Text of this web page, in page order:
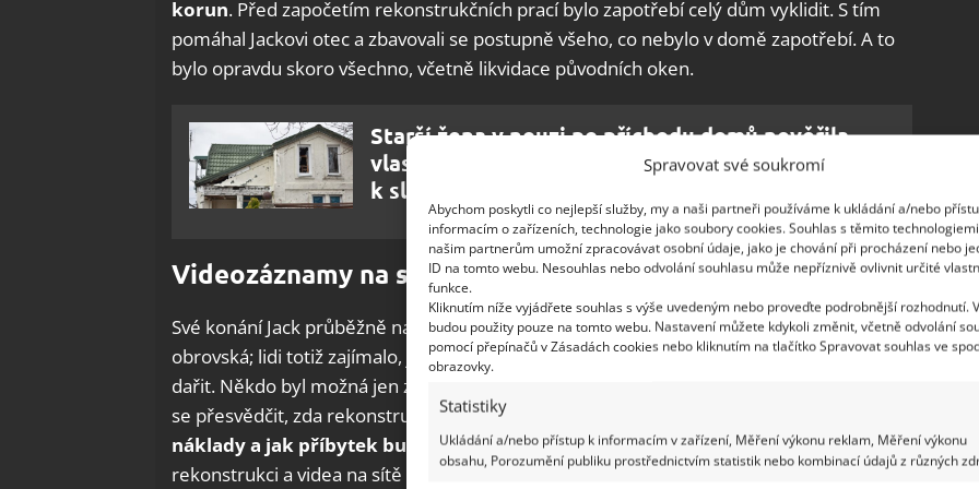
Spravovat své soukromí
Abychom poskytli co nejlepší služby, my a naši partneři používáme k ukládání a/nebo
informacím o zařízeních, technologie jako soubory cookies. Souhlas s těmito
našim partnerům umožní zpracovávat osobní údaje, jako je chování při procházení nebo
ID na tomto webu. Nesouhlas nebo odvolání souhlasu může nepříznivě ovlivnit určité
funkce.
Kliknutím níže vyjádřete souhlas s výše uvedeným nebo proveďte podrobnější rozhodnutí.
budou použity pouze na tomto webu. Nastavení můžete kdykoli změnit, včetně odvolání
pomocí přepínačů v Zásadách cookies nebo kliknutím na tlačítko Spravovat souhlas ve
obrazovky.
Statistiky
Ukládání a/nebo přístup k informacím v zařízení, Měření výkonu reklam, Měření výkonu
obsahu, Porozumění publiku prostřednictvím statistik nebo kombinací údajů z různých
korun. Před započetím rekonstrukčních prací bylo zapotřebí celý dům vyklidit. S tím
pomáhal Jackovi otec a zbavovali se postupně všeho, co nebylo v domě zapotřebí. A to
bylo opravdu skoro všechno, včetně likvidace původních oken.
Starší žena v nouzi po příchodu domů nevěřila
vlastním očím. To, co provedli sousedé, ji dohnalo
k slzám
Videozáznamy na sítích
Své konání Jack průběžně natáčel a zveřejňoval na sociálních sítích. Sledovanost byla
obrovská; lidi totiž zajímalo, jak se Jackovi a jeho otci přestavba starého domu bude
dařit. Někdo byl možná jen zvědavý, ale někteří lidé hledají na internetu inspiraci. Chtějí
se přesvědčit, zda rekonstrukce lze realizovat jen vlastním přičiněním,
náklady a jak příbytek bude nakonec vypadat. A tak Jack dokumentoval celou
rekonstrukci a videa na sítě vkládal. Celé zveřejnění vedlo i k tomu, že měl Jack